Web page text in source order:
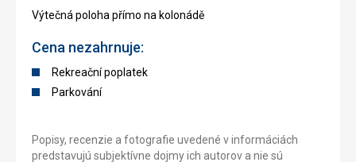
Výtečná poloha přímo na kolonádě
Cena nezahrnuje:
Rekreační poplatek
Parkování
Popisy, recenzie a fotografie uvedené v informáciách
predstavujú subjektívne dojmy ich autorov a nie sú